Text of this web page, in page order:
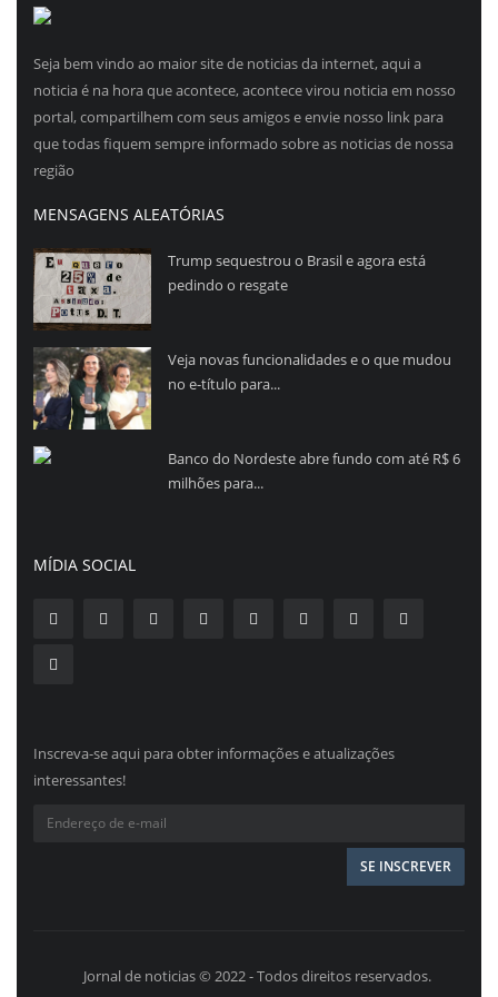
Seja bem vindo ao maior site de noticias da internet, aqui a
noticia é na hora que acontece, acontece virou noticia em nosso
portal, compartilhem com seus amigos e envie nosso link para
que todas fiquem sempre informado sobre as noticias de nossa
região
MENSAGENS ALEATÓRIAS
Trump sequestrou o Brasil e agora está
pedindo o resgate
Veja novas funcionalidades e o que mudou
no e-título para...
Banco do Nordeste abre fundo com até R$ 6
milhões para...
MÍDIA SOCIAL
Inscreva-se aqui para obter informações e atualizações
interessantes!
Jornal de noticias © 2022 - Todos direitos reservados.